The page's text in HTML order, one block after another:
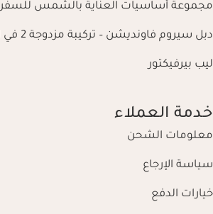
مجموعة أساسيات العناية بالشمس للسفر
دبل سيروم فاونديشن – تركيبة مزدوجة 2 في 1
ليب بيرفيكتور
خدمة العملاء
معلومات الشحن
سياسة الإرجاع
خيارات الدفع